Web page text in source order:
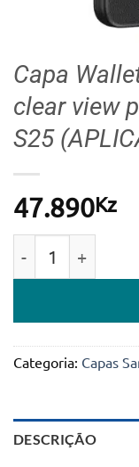
Capa
clear view
S25
47.890Kz
Categoria: Capas
DESCRIÇÃO